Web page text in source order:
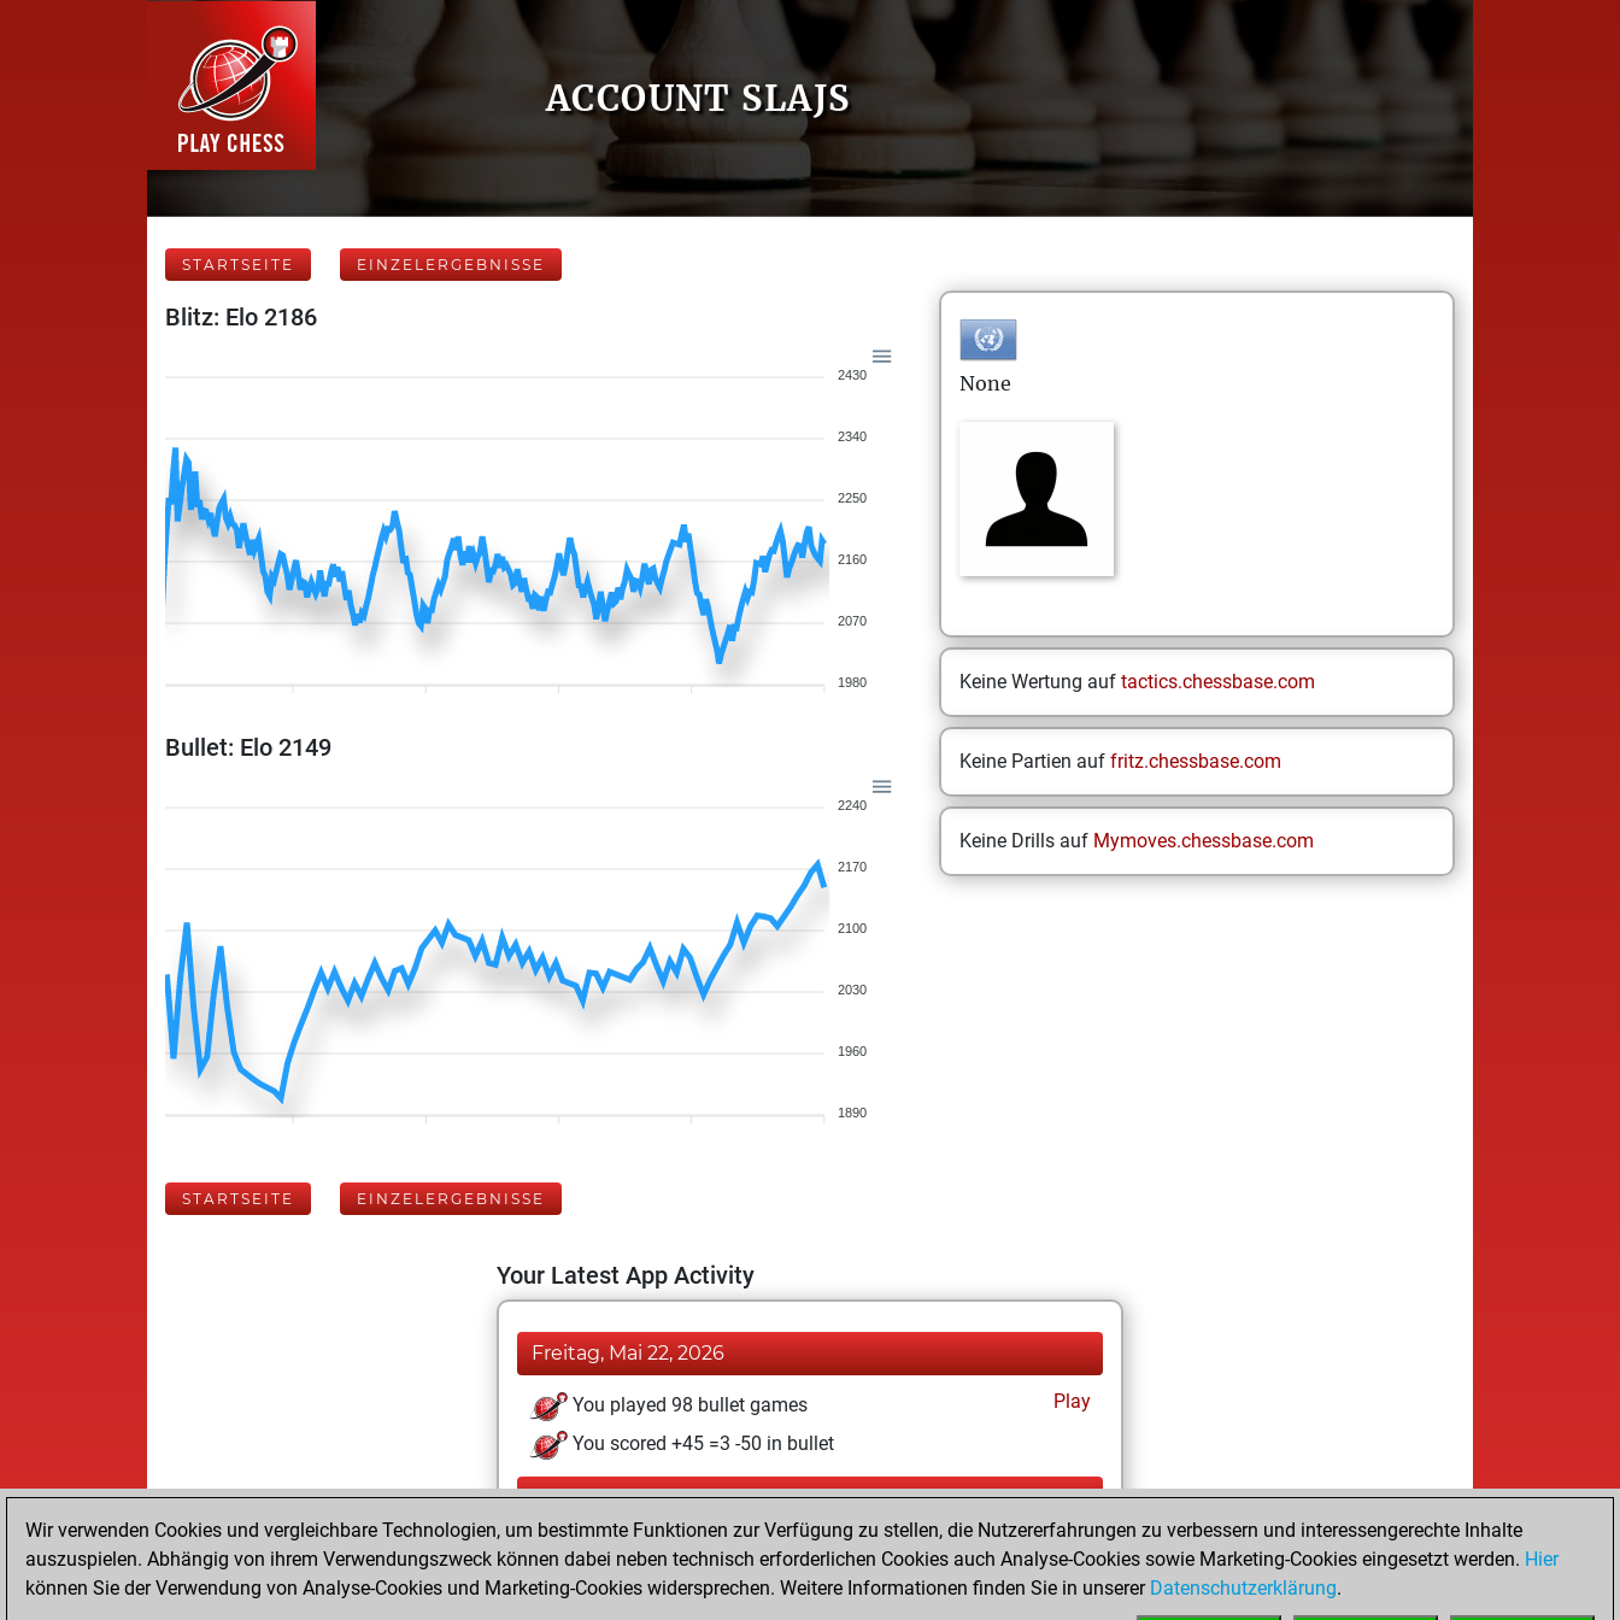
ACCOUNT SLAJS
STARTSEITE EINZELERGEBNISSE
Blitz: Elo 2186
2430
2340
2250
2160
2070
1980
Bullet: Elo 2149
2240
2170
2100
2030
1960
1890
None
Keine Wertung auf tactics.chessbase.com
Keine Partien auf fritz.chessbase.com
Keine Drills auf Mymoves.chessbase.com
STARTSEITE EINZELERGEBNISSE
Your Latest App Activity
Freitag, Mai 22, 2026
You played 98 bullet games
Play
You scored +45 =3 -50 in bullet
Sonntag, Februar 8, 2026
You played 302 blitz games
Play
You scored +143 =24 -135 in blitz
Wir verwenden Cookies und vergleichbare Technologien, um bestimmte Funktionen zur Verfügung zu stellen, die Nutzererfahrungen zu verbessern und interessengerechte Inhalte
auszuspielen. Abhängig von ihrem Verwendungszweck können dabei neben technisch erforderlichen Cookies auch Analyse-Cookies sowie Marketing-Cookies eingesetzt werden. Hier
können Sie der Verwendung von Analyse-Cookies und Marketing-Cookies widersprechen. Weitere Informationen finden Sie in unserer Datenschutzerklärung.